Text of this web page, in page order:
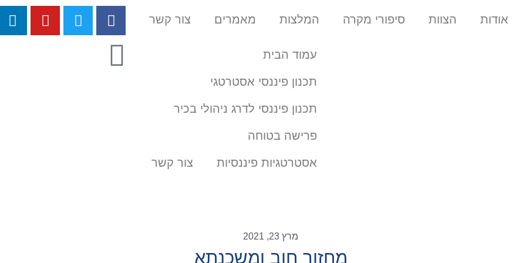
אודות הצוות סיפורי מקרה המלצות מאמרים צור קשר
עמוד הבית
תכנון פיננסי אסטרטגי
תכנון פיננסי לדרג ניהולי בכיר
פרישה בטוחה
אסטרטגיות פיננסיות צור קשר
מרץ 23, 2021
מחזור חוב ומשכנתא